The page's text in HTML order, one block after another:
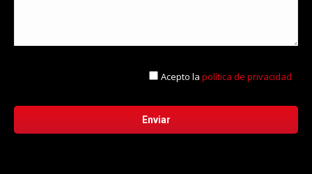
Acepto lapolítica de privacidad